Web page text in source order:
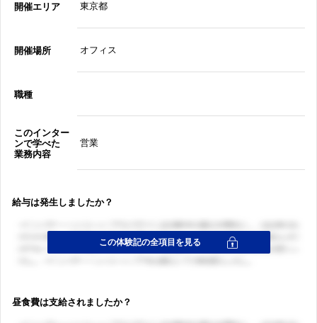
開催エリア 東京都
開催場所 オフィス
職種
このインター
ンで学べた
業務内容
営業
給与は発生しましたか？
昼食費は支給されましたか？